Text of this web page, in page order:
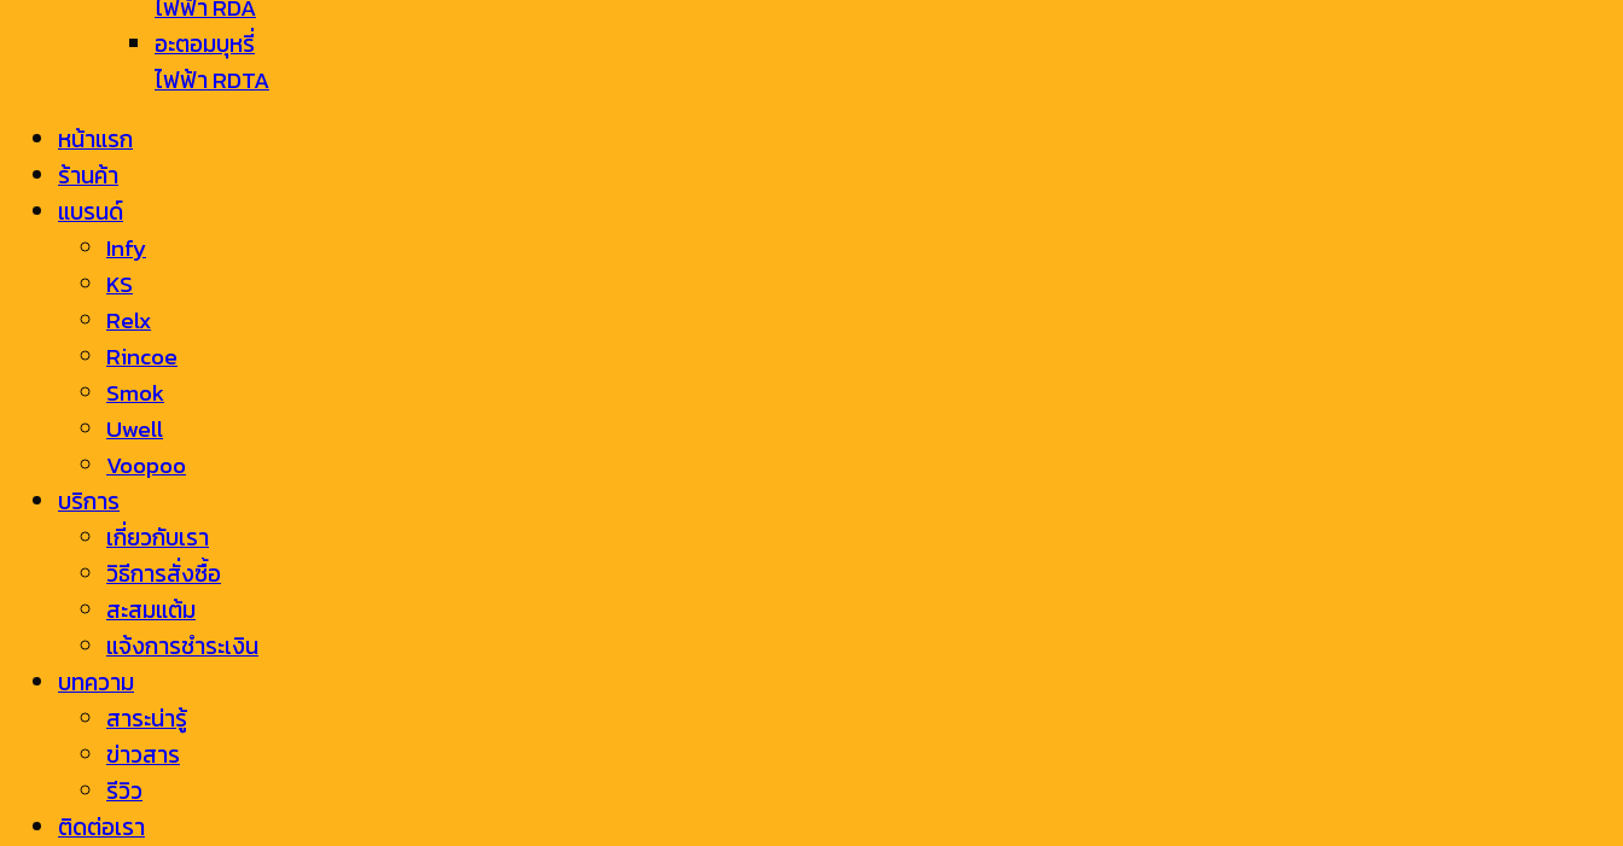
ไฟฟ้า RDA
อะตอมบุหรี่
ไฟฟ้า RDTA
หน้าแรก
ร้านค้า
แบรนด์
Infy
KS
Relx
Rincoe
Smok
Uwell
Voopoo
บริการ
เกี่ยวกับเรา
วิธีการสั่งซื้อ
สะสมแต้ม
แจ้งการชำระเงิน
บทความ
สาระน่ารู้
ข่าวสาร
รีวิว
ติดต่อเรา